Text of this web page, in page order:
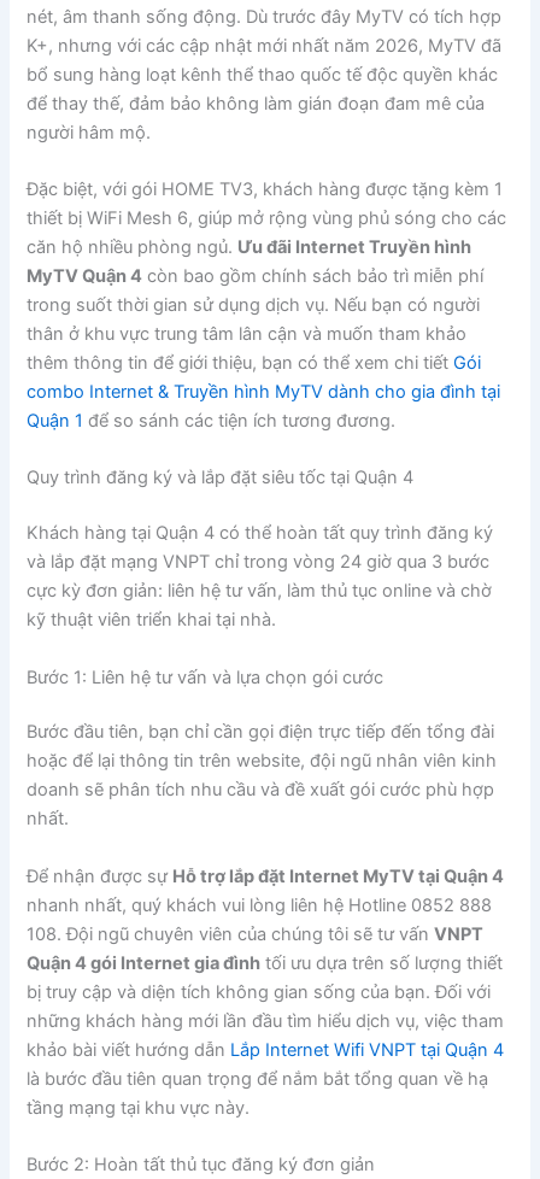
nét, âm thanh sống động. Dù trước đây MyTV có tích hợp
K+, nhưng với các cập nhật mới nhất năm 2026, MyTV đã
bổ sung hàng loạt kênh thể thao quốc tế độc quyền khác
để thay thế, đảm bảo không làm gián đoạn đam mê của
người hâm mộ.
Đặc biệt, với gói HOME TV3, khách hàng được tặng kèm 1
thiết bị WiFi Mesh 6, giúp mở rộng vùng phủ sóng cho các
căn hộ nhiều phòng ngủ. Ưu đãi Internet Truyền hình
MyTV Quận 4 còn bao gồm chính sách bảo trì miễn phí
trong suốt thời gian sử dụng dịch vụ. Nếu bạn có người
thân ở khu vực trung tâm lân cận và muốn tham khảo
thêm thông tin để giới thiệu, bạn có thể xem chi tiếtGói
combo Internet & Truyền hình MyTV dành cho gia đình tại
Quận 1 để so sánh các tiện ích tương đương.
Quy trình đăng ký và lắp đặt siêu tốc tại Quận 4
Khách hàng tại Quận 4 có thể hoàn tất quy trình đăng ký
và lắp đặt mạng VNPT chỉ trong vòng 24 giờ qua 3 bước
cực kỳ đơn giản: liên hệ tư vấn, làm thủ tục online và chờ
kỹ thuật viên triển khai tại nhà.
Bước 1: Liên hệ tư vấn và lựa chọn gói cước
Bước đầu tiên, bạn chỉ cần gọi điện trực tiếp đến tổng đài
hoặc để lại thông tin trên website, đội ngũ nhân viên kinh
doanh sẽ phân tích nhu cầu và đề xuất gói cước phù hợp
nhất.
Để nhận được sự Hỗ trợ lắp đặt Internet MyTV tại Quận 4
nhanh nhất, quý khách vui lòng liên hệ Hotline 0852 888
108. Đội ngũ chuyên viên của chúng tôi sẽ tư vấnVNPT
Quận 4 gói Internet gia đình tối ưu dựa trên số lượng thiết
bị truy cập và diện tích không gian sống của bạn. Đối với
những khách hàng mới lần đầu tìm hiểu dịch vụ, việc tham
khảo bài viết hướng dẫn Lắp Internet Wifi VNPT tại Quận 4
là bước đầu tiên quan trọng để nắm bắt tổng quan về hạ
tầng mạng tại khu vực này.
Bước 2: Hoàn tất thủ tục đăng ký đơn giản